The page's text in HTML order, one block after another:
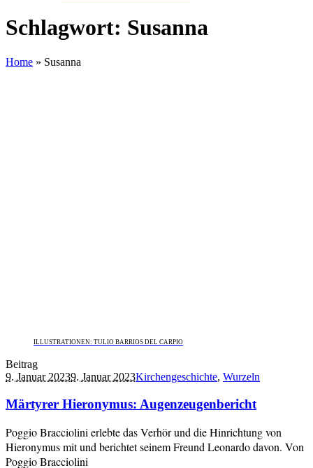
Schlagwort: Susanna
Home » Susanna
ILLUSTRATIONEN: TULIO BARRIOS DEL CARPIO
Beitrag
9. Januar 20239. Januar 2023Kirchengeschichte, Wurzeln
Märtyrer Hieronymus: Augenzeugenbericht
Poggio Bracciolini erlebte das Verhör und die Hinrichtung von
Hieronymus mit und berichtet seinem Freund Leonardo davon. Von
Poggio Bracciolini